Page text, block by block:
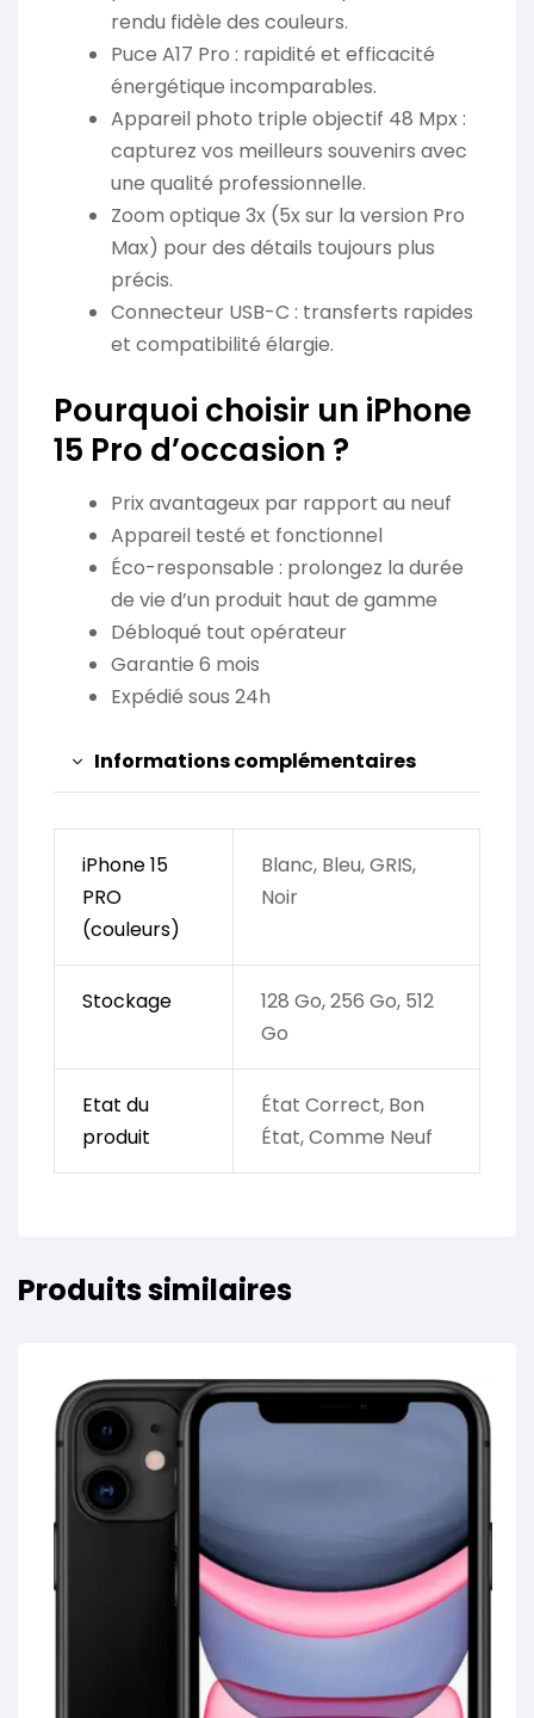
rendu fidèle des couleurs.
Puce A17 Pro : rapidité et efficacité
énergétique incomparables.
Appareil photo triple objectif 48 Mpx :
capturez vos meilleurs souvenirs avec
une qualité professionnelle.
Zoom optique 3x (5x sur la version Pro
Max) pour des détails toujours plus
précis.
Connecteur USB-C : transferts rapides
et compatibilité élargie.
Pourquoi choisir un iPhone
15 Pro d’occasion ?
Prix avantageux par rapport au neuf
Appareil testé et fonctionnel
Éco-responsable : prolongez la durée
de vie d’un produit haut de gamme
Débloqué tout opérateur
Garantie 6 mois
Expédié sous 24h
Informations complémentaires
iPhone 15
PRO
(couleurs)
Blanc, Bleu, GRIS,
Noir
Stockage
128 Go, 256 Go, 512
Go
Etat du
produit
État Correct, Bon
État, Comme Neuf
Produits similaires